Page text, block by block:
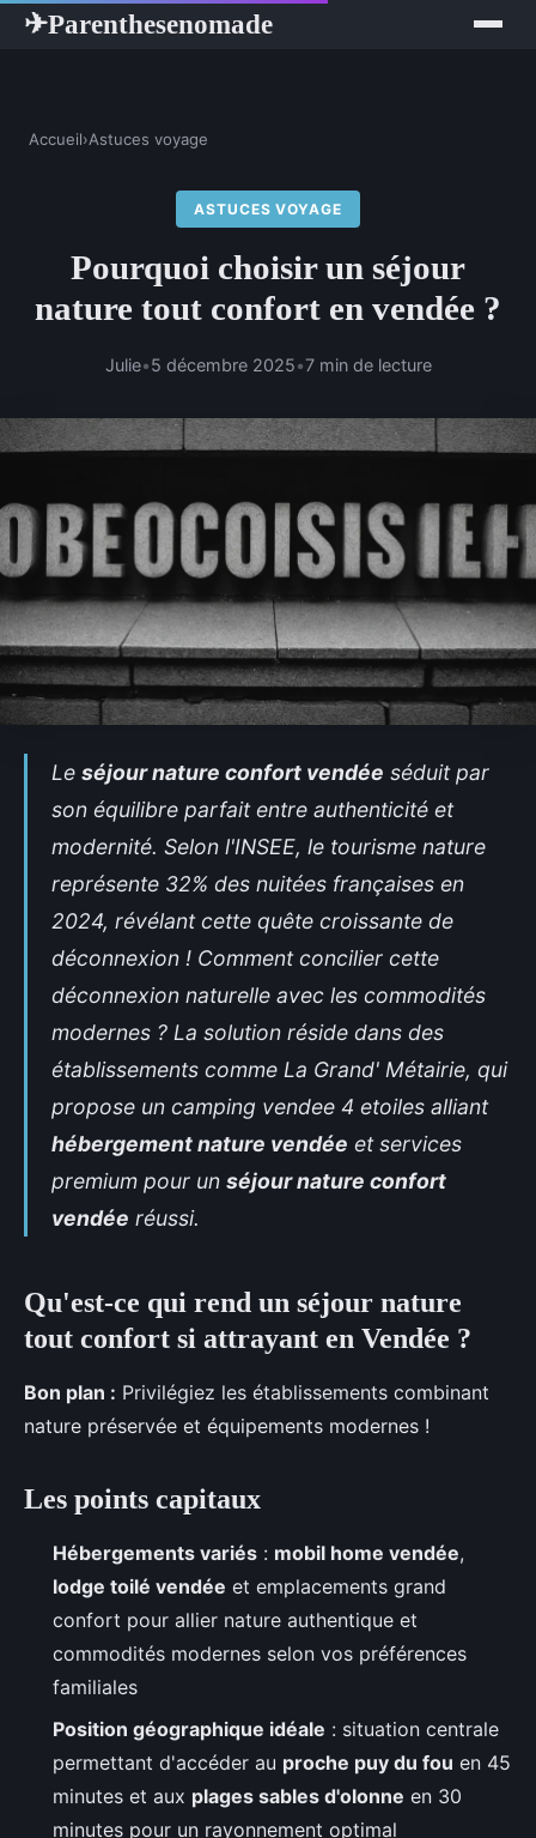
✈Parenthesenomade
Accueil›Astuces voyage
ASTUCES VOYAGE
Pourquoi choisir un séjour
nature tout confort en vendée ?
Julie•5 décembre 2025•7 min de lecture
Le séjour nature confort vendée séduit par
son équilibre parfait entre authenticité et
modernité. Selon l'INSEE, le tourisme nature
représente 32% des nuitées françaises en
2024, révélant cette quête croissante de
déconnexion ! Comment concilier cette
déconnexion naturelle avec les commodités
modernes ? La solution réside dans des
établissements comme La Grand' Métairie, qui
propose un camping vendee 4 etoiles alliant
hébergement nature vendée et services
premium pour un séjour nature confort
vendée réussi.
Qu'est-ce qui rend un séjour nature
tout confort si attrayant en Vendée ?
Bon plan : Privilégiez les établissements combinant
nature préservée et équipements modernes !
Les points capitaux
Hébergements variés : mobil home vendée,
lodge toilé vendée et emplacements grand
confort pour allier nature authentique et
commodités modernes selon vos préférences
familiales
Position géographique idéale : situation centrale
permettant d'accéder au proche puy du fou en 45
minutes et aux plages sables d'olonne en 30
minutes pour un rayonnement optimal